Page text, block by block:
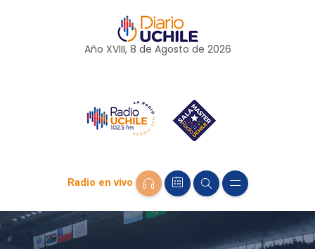
Año XVIII, 8 de Agosto de 2026
Radio en vivo